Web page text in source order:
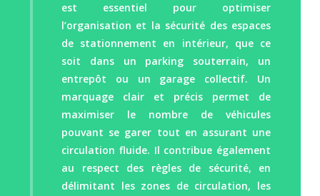
est essentiel pour optimiser
l’organisation et la sécurité des espaces
de stationnement en intérieur, que ce
soit dans un parking souterrain, un
entrepôt ou un garage collectif. Un
marquage clair et précis permet de
maximiser le nombre de véhicules
pouvant se garer tout en assurant une
circulation fluide. Il contribue également
au respect des règles de sécurité, en
délimitant les zones de circulation, les